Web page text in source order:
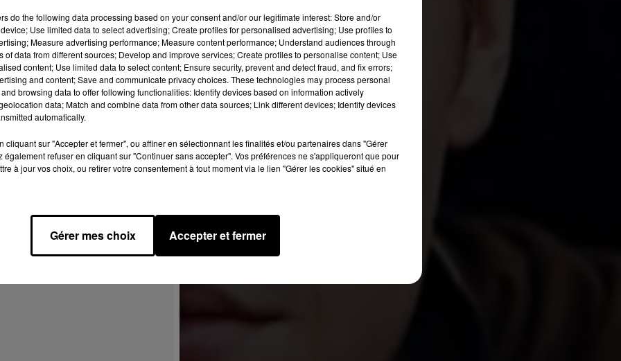
dans sa carrière musicale. C'est certainement une sage
qu'il y a quelques années, après sa rupture visiblement très
avait traversé une période très difficile : il était au cœur de
de doute qu'il avait fait la connaissance du pasteur CarlLentz,
aider Justin Bieber à aller mieux et revenir plus fort ? Affaire
do the following data processing based on your consent and/or our legitimate interest: Store and/or
Use limited data to select advertising; Create profiles for personalised advertising; Use profiles to
Measure advertising performance; Measure content performance; Understand audiences through
of data from different sources; Develop and improve services; Create profiles to personalise content; Use
content; Use limited data to select content; Ensure security, prevent and detect fraud, and fix errors;
and content; Save and communicate privacy choices. These technologies may process personal
browsing data to offer following functionalities: Identify devices based on information actively
data; Match and combine data from other data sources; Link different devices; Identify devices
automatically.
cliquant sur "Accepter et fermer", ou affiner en sélectionnant les finalités et/ou partenaires dans "Gérer
également refuser en cliquant sur "Continuer sans accepter". Vos préférences ne s'appliqueront que pour
à jour vos choix, ou retirer votre consentement à tout moment via le lien "Gérer les cookies" situé en
Gérer mes choix Accepter et fermer